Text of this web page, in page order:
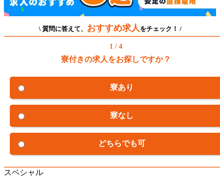
\ 質問に答えて、 おすすめ求人 をチェック！ /
1 / 4
寮付きの求人をお探しですか？
寮あり
寮なし
どちらでも可
スペシャル